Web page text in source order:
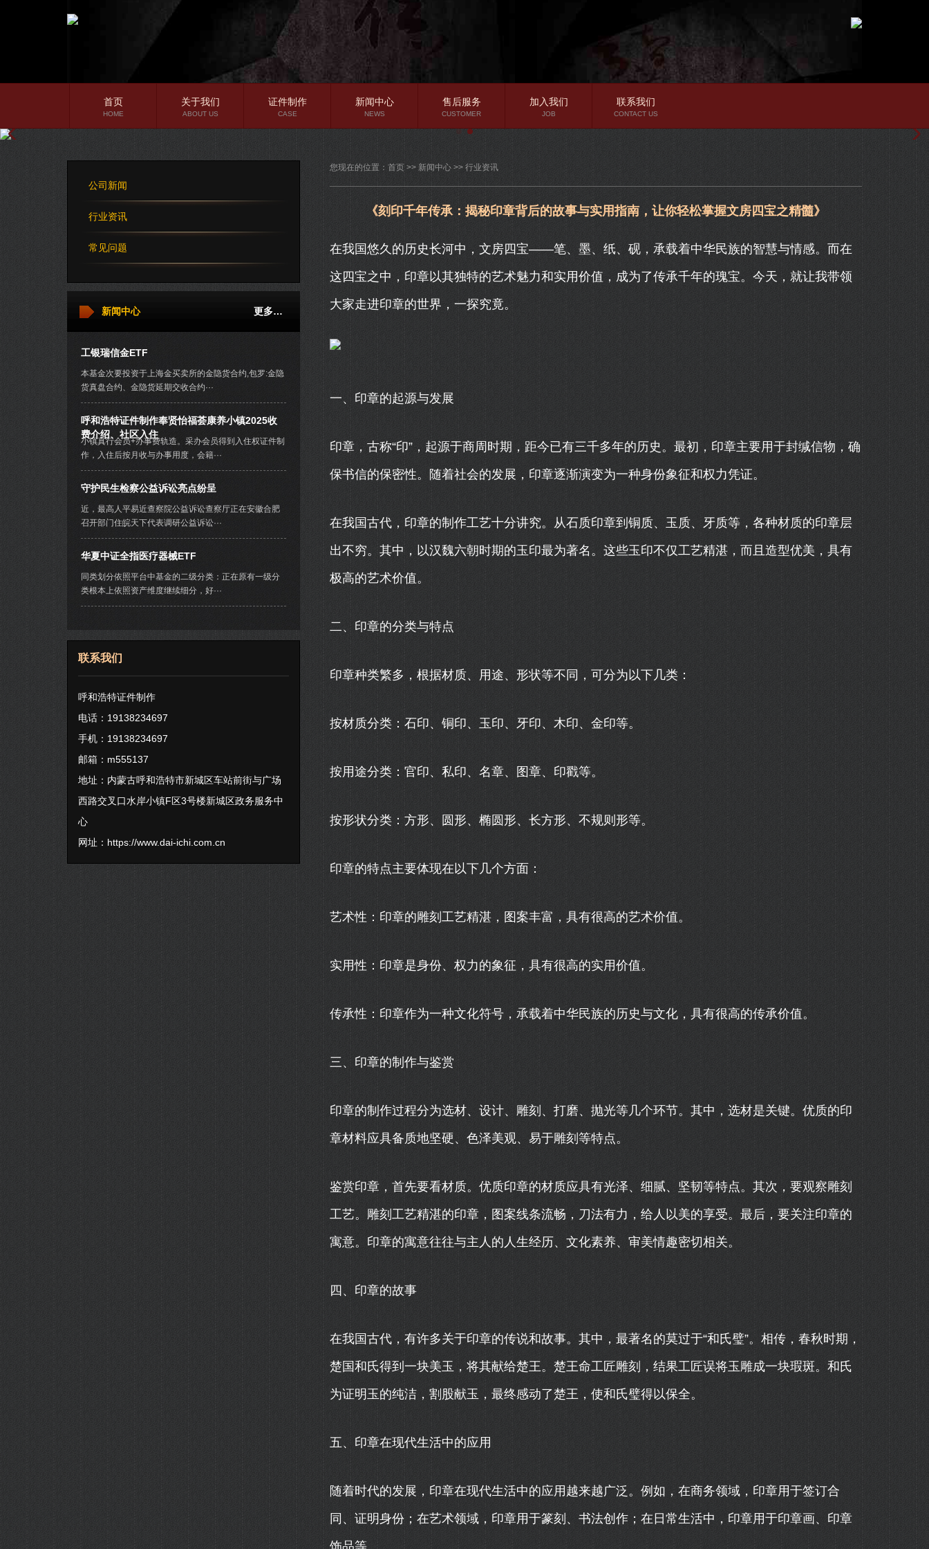
行业资讯
常见问题
首页
HOME
关于我们
ABOUT US
证件制作
CASE
新闻中心
NEWS
售后服务
CUSTOMER
加入我们
JOB
联系我们
CONTACT US
公司新闻
行业资讯
常见问题
更多…
新闻中心
工银瑞信金ETF
本基金次要投资于上海金买卖所的金隐货合约,包罗:金隐
货真盘合约、金隐货延期交收合约···
呼和浩特证件制作奉贤怡福荟康养小镇2025收
费介绍、社区入住
小镇真行会员+办事费轨造。采办会员得到入住权证件制
作，入住后按月收与办事用度，会籍···
守护民生检察公益诉讼亮点纷呈
近，最高人平易近查察院公益诉讼查察厅正在安徽合肥
召开部门住皖天下代表调研公益诉讼···
华夏中证全指医疗器械ETF
同类划分依照平台中基金的二级分类：正在原有一级分
类根本上依照资产维度继续细分，好···
联系我们
呼和浩特证件制作
电话：19138234697
手机：19138234697
邮箱：m555137
地址：内蒙古呼和浩特市新城区车站前街与广场
西路交叉口水岸小镇F区3号楼新城区政务服务中
心
网址： https://www.dai-ichi.com.cn
您现在的位置： 首页 >> 新闻中心 >> 行业资讯
《刻印千年传承：揭秘印章背后的故事与实用指南，让你轻松掌握文房四宝之精髓》
在我国悠久的历史长河中，文房四宝——笔、墨、纸、砚，承载着中华民族的智慧与情感。而在
这四宝之中，印章以其独特的艺术魅力和实用价值，成为了传承千年的瑰宝。今天，就让我带领
大家走进印章的世界，一探究竟。
一、印章的起源与发展
印章，古称“印”，起源于商周时期，距今已有三千多年的历史。最初，印章主要用于封缄信物，确
保书信的保密性。随着社会的发展，印章逐渐演变为一种身份象征和权力凭证。
在我国古代，印章的制作工艺十分讲究。从石质印章到铜质、玉质、牙质等，各种材质的印章层
出不穷。其中，以汉魏六朝时期的玉印最为著名。这些玉印不仅工艺精湛，而且造型优美，具有
极高的艺术价值。
二、印章的分类与特点
印章种类繁多，根据材质、用途、形状等不同，可分为以下几类：
按材质分类：石印、铜印、玉印、牙印、木印、金印等。
按用途分类：官印、私印、名章、图章、印戳等。
按形状分类：方形、圆形、椭圆形、长方形、不规则形等。
印章的特点主要体现在以下几个方面：
艺术性：印章的雕刻工艺精湛，图案丰富，具有很高的艺术价值。
实用性：印章是身份、权力的象征，具有很高的实用价值。
传承性：印章作为一种文化符号，承载着中华民族的历史与文化，具有很高的传承价值。
三、印章的制作与鉴赏
印章的制作过程分为选材、设计、雕刻、打磨、抛光等几个环节。其中，选材是关键。优质的印
章材料应具备质地坚硬、色泽美观、易于雕刻等特点。
鉴赏印章，首先要看材质。优质印章的材质应具有光泽、细腻、坚韧等特点。其次，要观察雕刻
工艺。雕刻工艺精湛的印章，图案线条流畅，刀法有力，给人以美的享受。最后，要关注印章的
寓意。印章的寓意往往与主人的人生经历、文化素养、审美情趣密切相关。
四、印章的故事
在我国古代，有许多关于印章的传说和故事。其中，最著名的莫过于“和氏璧”。相传，春秋时期，
楚国和氏得到一块美玉，将其献给楚王。楚王命工匠雕刻，结果工匠误将玉雕成一块瑕斑。和氏
为证明玉的纯洁，割股献玉，最终感动了楚王，使和氏璧得以保全。
五、印章在现代生活中的应用
随着时代的发展，印章在现代生活中的应用越来越广泛。例如，在商务领域，印章用于签订合
同、证明身份；在艺术领域，印章用于篆刻、书法创作；在日常生活中，印章用于印章画、印章
饰品等。